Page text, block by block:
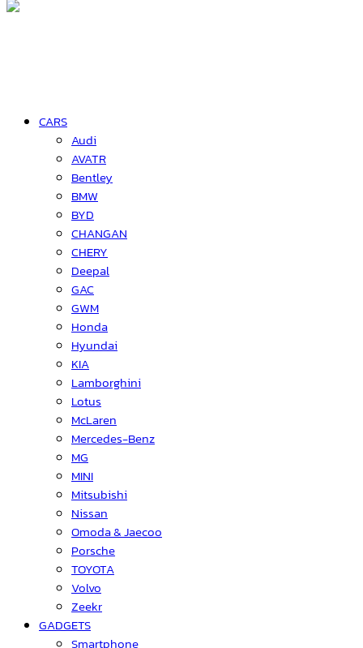
CARS
Audi
AVATR
Bentley
BMW
BYD
CHANGAN
CHERY
Deepal
GAC
GWM
Honda
Hyundai
KIA
Lamborghini
Lotus
McLaren
Mercedes-Benz
MG
MINI
Mitsubishi
Nissan
Omoda & Jaecoo
Porsche
TOYOTA
Volvo
Zeekr
GADGETS
Smartphone